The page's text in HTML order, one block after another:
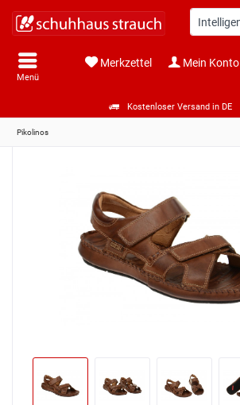
Kostenloser Versand in DE
Menü
Merkzettel Mein Konto
Pikolinos